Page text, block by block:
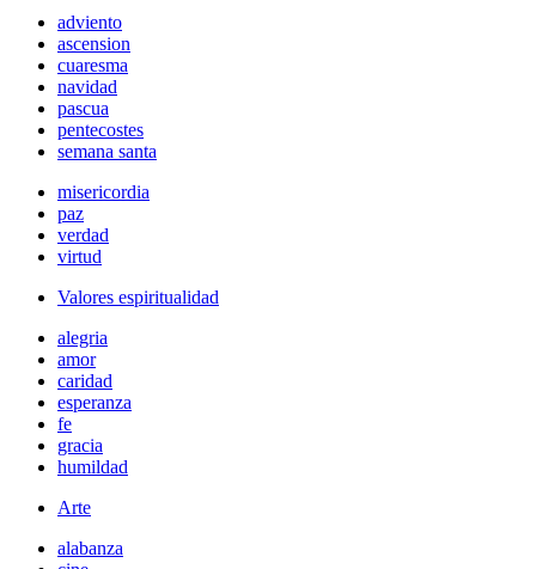
adviento
ascension
cuaresma
navidad
pascua
pentecostes
semana santa
misericordia
paz
verdad
virtud
Valores espiritualidad
alegria
amor
caridad
esperanza
fe
gracia
humildad
Arte
alabanza